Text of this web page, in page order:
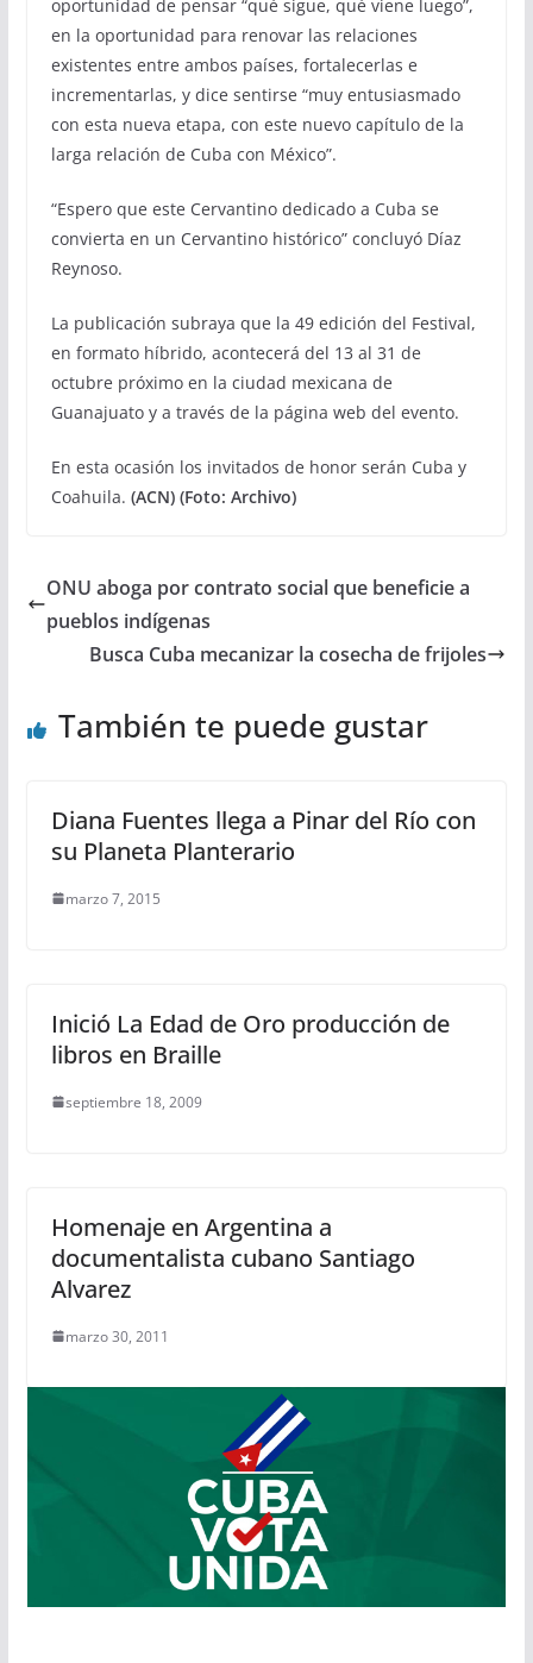
oportunidad de pensar “qué sigue, qué viene luego”,
en la oportunidad para renovar las relaciones
existentes entre ambos países, fortalecerlas e
incrementarlas, y dice sentirse “muy entusiasmado
con esta nueva etapa, con este nuevo capítulo de la
larga relación de Cuba con México”.
“Espero que este Cervantino dedicado a Cuba se
convierta en un Cervantino histórico” concluyó Díaz
Reynoso.
La publicación subraya que la 49 edición del Festival,
en formato híbrido, acontecerá del 13 al 31 de
octubre próximo en la ciudad mexicana de
Guanajuato y a través de la página web del evento.
En esta ocasión los invitados de honor serán Cuba y
Coahuila. (ACN) (Foto: Archivo)
ONU aboga por contrato social que beneficie a
pueblos indígenas
Busca Cuba mecanizar la cosecha de frijoles
También te puede gustar
Diana Fuentes llega a Pinar del Río con
su Planeta Planterario
marzo 7, 2015
Inició La Edad de Oro producción de
libros en Braille
septiembre 18, 2009
Homenaje en Argentina a
documentalista cubano Santiago
Alvarez
marzo 30, 2011